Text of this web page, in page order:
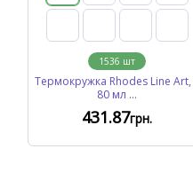
1536 шт
Термокружка Rhodes Line Art,
80 мл ...
431.87грн.